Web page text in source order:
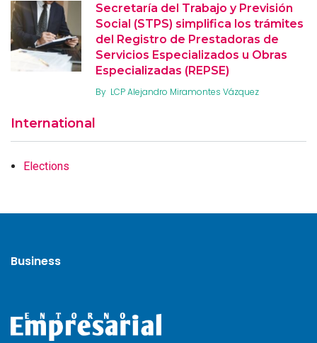
Secretaría del Trabajo y Previsión
Social (STPS) simplifica los trámites
del Registro de Prestadoras de
Servicios Especializados u Obras
Especializadas (REPSE)
By LCP Alejandro Miramontes Vázquez
International
Elections
Business